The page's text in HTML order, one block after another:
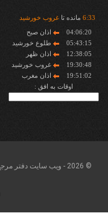
6:33 مانده تاغروب خورشید
04:06:20
اذان صبح
05:43:15
طلوع خورشید
12:38:05
اذان ظهر
19:30:48
غروب خورشید
19:51:02
اذان مغرب
اوقات به افق :